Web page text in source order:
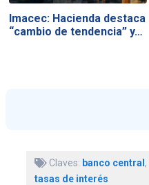
Imacec: Hacienda destaca
“cambio de tendencia” y…
Claves: banco central,
tasas de interés